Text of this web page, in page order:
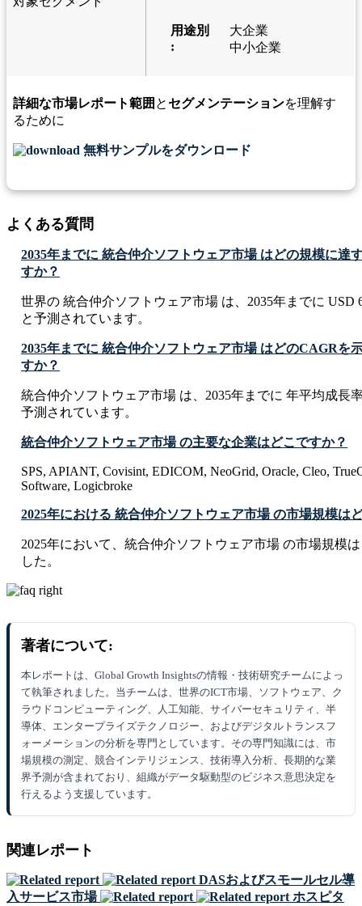
用途別
:
大企業
中小企業
詳細な市場レポート範囲 と セグメンテーションを理解す
るために
無料サンプルをダウンロード
よくある質問
2035年までに 統合仲介ソフトウェア市場 はどの規模に達
すか？
世界の 統合仲介ソフトウェア市場 は、2035年までに USD
と予測されています。
2035年までに 統合仲介ソフトウェア市場 はどのCAGRを
すか？
統合仲介ソフトウェア市場 は、2035年までに 年平均成長
予測されています。
統合仲介ソフトウェア市場 の主要な企業はどこですか？
SPS, APIANT, Covisint, EDICOM, NeoGrid, Oracle, Cleo,
Software, Logicbroke
2025年における 統合仲介ソフトウェア市場 の市場規模は
2025年において、統合仲介ソフトウェア市場 の市場規模
した。
著者について:
本レポートは、Global Growth Insightsの情報・技術研究チームによっ
て執筆されました。当チームは、世界のICT市場、ソフトウェア、ク
ラウドコンピューティング、人工知能、サイバーセキュリティ、半
導体、エンタープライズテクノロジー、およびデジタルトランスフ
ォーメーションの分析を専門としています。その専門知識には、市
場規模の測定、競合インテリジェンス、技術導入分析、長期的な業
界予測が含まれており、組織がデータ駆動型のビジネス意思決定を
行えるよう支援しています。
関連レポート
DASおよびスモールセル導
入サービス市場
ホスピタ